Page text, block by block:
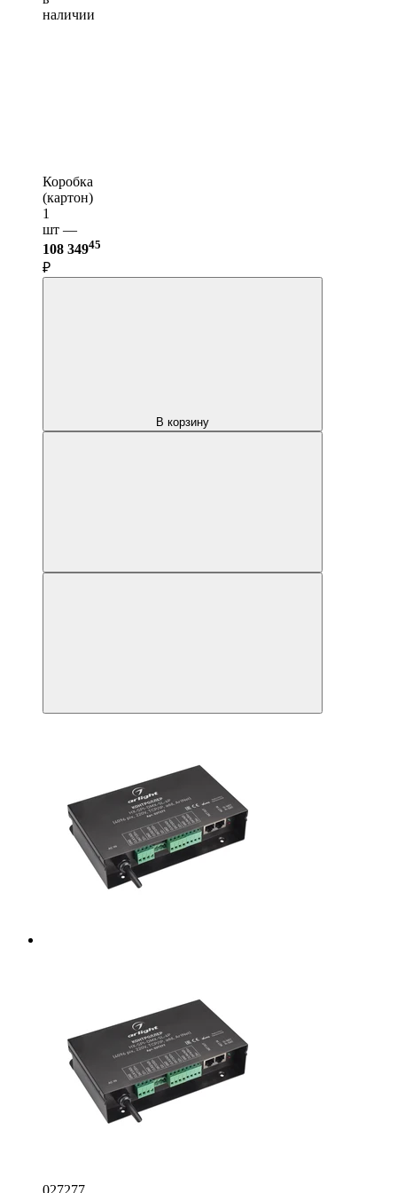
наличии
Коробка
(картон)
1
шт —
108 34945
₽
В корзину